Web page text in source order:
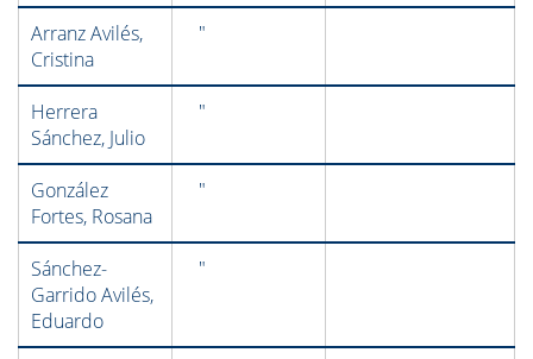
Arranz Avilés,
Cristina
"
Herrera
Sánchez, Julio
"
González
Fortes, Rosana
"
Sánchez-
Garrido Avilés,
Eduardo
"